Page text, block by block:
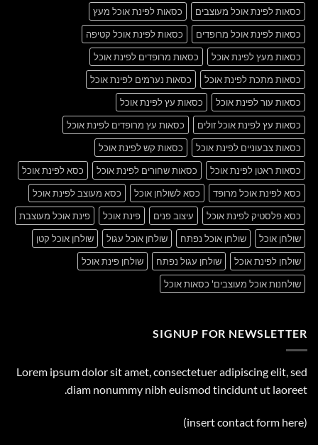
כסאות לפינת אוכל מעוצבים
כסאות לפינת אוכל מעץ
כסאות לפינת אוכל מרופדים
כסאות לפינת אוכל קטיפה
כסאות מעץ לפינת אוכל
כסאות מרופדים לפינת אוכל
כסאות מתכת לפינת אוכל
כסאות נערמים לפינת אוכל
כסאות עור לפינת אוכל
כסאות עץ לפינת אוכל
כסאות עץ לפינת אוכל זולים
כסאות עץ מרופדים לפינת אוכל
כסאות צבעוניים לפינת אוכל
כסאות קש לפינת אוכל
כסאות ראטן לפינת אוכל
כסאות שחורים לפינת אוכל
כסא לפינת אוכל
כסא לפינת אוכל מרופד
כסא לשולחן אוכל
כסא מעוצב לפינת אוכל
כסא פלסטיק לפינת אוכל
עיצוב פנים פינת אוכל
פינת אוכל מעוצבת
שולחן אוכל
שולחן אוכל נפתח שולחן אוכל עגול
שולחן אוכל קטן
שולחן לפינת אוכל
שולחן עגול נפתח
שולחן פינת אוכל
שולחנות אוכל מעוצבים' כסאות אוכל
SIGNUP FOR NEWSLETTER
Lorem ipsum dolor sit amet, consectetuer adipiscing elit, sed
diam nonummy nibh euismod tincidunt ut laoreet.
(insert contact form here)